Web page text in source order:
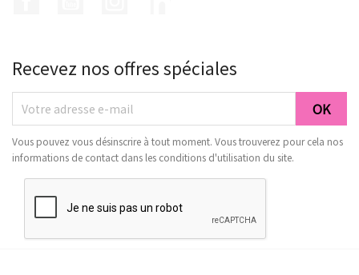
Recevez nos offres spéciales
Vous pouvez vous désinscrire à tout moment. Vous trouverez pour cela nos
informations de contact dans les conditions d'utilisation du site.